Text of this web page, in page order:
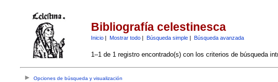
Bibliografía celestinesca
Inicio| Mostrar todo| Búsqueda simple| Búsqueda avanzada
1–1 de 1 registro encontrado(s) con los criterios de búsqueda
Opciones de búsqueda y visualización